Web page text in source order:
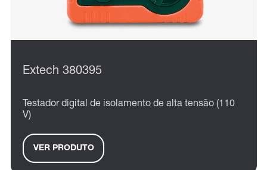
Extech 380395
Testador digital de isolamento de alta tensão (110
V)
VER PRODUTO